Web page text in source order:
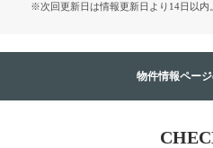
※次回更新日は情報更新日より14日以内
物件情報ペー